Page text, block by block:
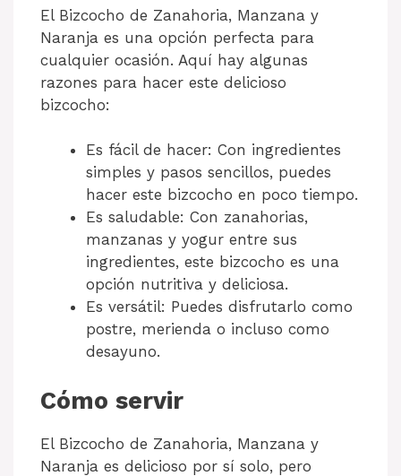
El Bizcocho de Zanahoria, Manzana y
Naranja es una opción perfecta para
cualquier ocasión. Aquí hay algunas
razones para hacer este delicioso
bizcocho:
Es fácil de hacer: Con ingredientes
simples y pasos sencillos, puedes
hacer este bizcocho en poco tiempo.
Es saludable: Con zanahorias,
manzanas y yogur entre sus
ingredientes, este bizcocho es una
opción nutritiva y deliciosa.
Es versátil: Puedes disfrutarlo como
postre, merienda o incluso como
desayuno.
Cómo servir
El Bizcocho de Zanahoria, Manzana y
Naranja es delicioso por sí solo, pero